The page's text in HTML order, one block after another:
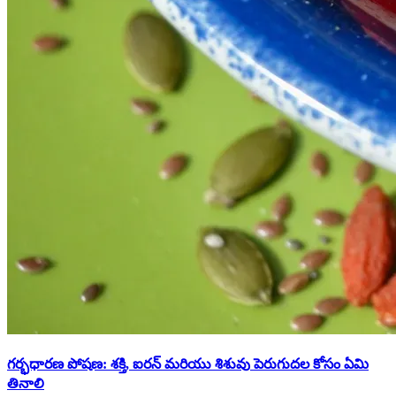
గర్భధారణ పోషణ: శక్తి, ఐరన్ మరియు శిశువు పెరుగుదల కోసం ఏమి
తినాలి